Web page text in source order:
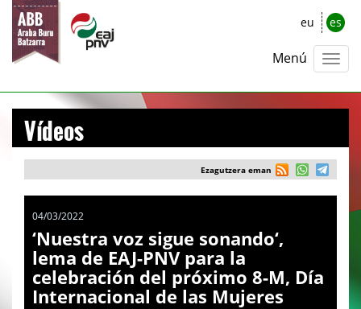
eu es
Menú
Vídeos
Ezagutzera eman
04/03/2022
‘Nuestra voz sigue sonando‘,
lema de EAJ-PNV para la
celebración del próximo 8-M, Día
Internacional de las Mujeres